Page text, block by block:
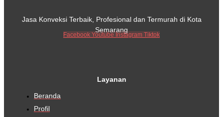
Jasa Konveksi Terbaik, Profesional dan Termurah di Kota
Semarang
Facebook Youtube Instagram Tiktok
Layanan
Beranda
Profil